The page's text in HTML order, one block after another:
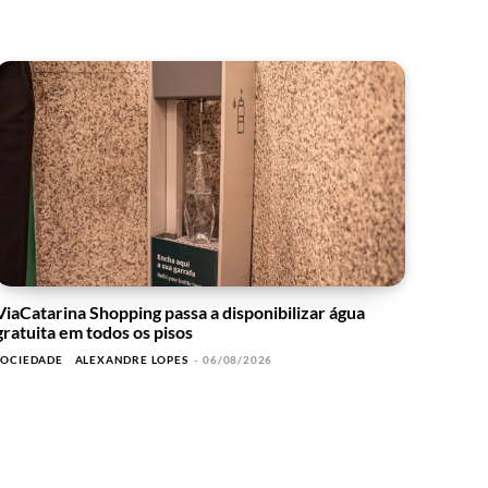
Shopping passa a disponibilizar água
em todos os pisos
ALEXANDRE LOPES - 06/08/2026